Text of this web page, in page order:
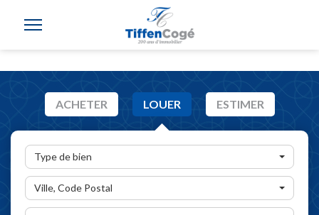
ACHETER LOUER ESTIMER
Type de bien
Ville, Code Postal